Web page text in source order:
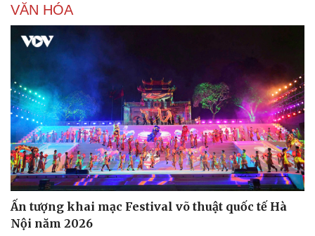
Du lịch
Tư vấn
Săn Tour
check-in
Podcast
Câu chuyện thời sự
Đọc truyện đêm khuya
Cửa sổ tình yêu
Kể chuyện cho bé
Hạt giống tâm hồn
VĂN HÓA
Ấn tượng khai mạc Festival võ thuật quốc tế Hà
Nội năm 2026